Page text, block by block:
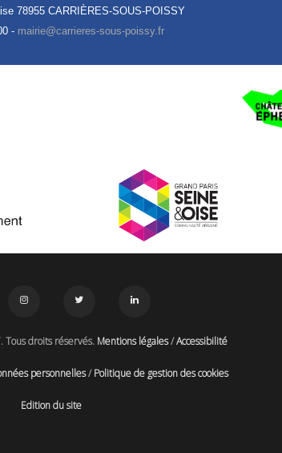
78955 CARRIÈRES-SOUS-POISSY
-
Tous droits réservés. Mentions légales/Accessibilité
personnelles/Politique de gestion des cookies
Edition du site